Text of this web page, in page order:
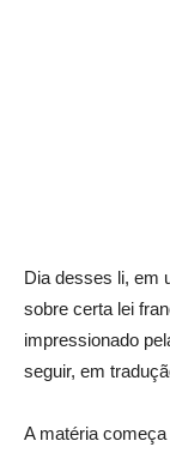
Dia desses li, em
sobre certa lei
impressionado
seguir, em
A matéria